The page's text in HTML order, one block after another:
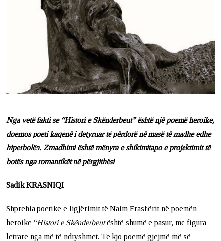
Nga vetë fakti se “Histori e Skënderbeut” është një poemë heroike,
doemos poeti kaqenë i detyruar të përdorë në masë të madhe edhe
hiperbolën. Zmadhimi është mënyra e shikimitapo e projektimit të
botës nga romantikët në përgjithësi
Sadik KRASNIQI
Shprehia poetike e ligjërimit të Naim Frashërit në poemën
heroike “Histori e Skënderbeutështë shumë e pasur, me figura
letrare nga më të ndryshmet. Te kjo poemë gjejmë më së